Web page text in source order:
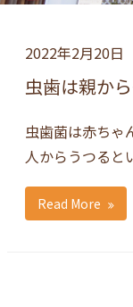
2022年2月20日
虫歯は親か
虫歯菌は赤ちゃ
人からうつると
Read More